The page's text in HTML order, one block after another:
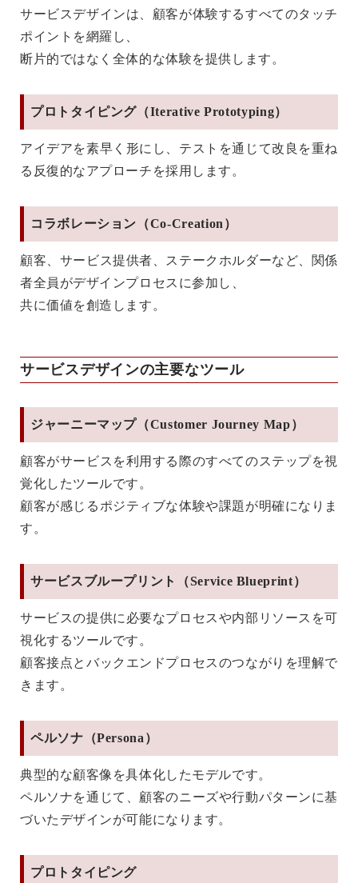
サービスデザインは、顧客が体験するすべてのタッチ
ポイントを網羅し、
断片的ではなく全体的な体験を提供します。
プロトタイピング（Iterative Prototyping）
アイデアを素早く形にし、テストを通じて改良を重ね
る反復的なアプローチを採用します。
コラボレーション（Co-Creation）
顧客、サービス提供者、ステークホルダーなど、関係
者全員がデザインプロセスに参加し、
共に価値を創造します。
サービスデザインの主要なツール
ジャーニーマップ（Customer Journey Map）
顧客がサービスを利用する際のすべてのステップを視
覚化したツールです。
顧客が感じるポジティブな体験や課題が明確になりま
す。
サービスブループリント（Service Blueprint）
サービスの提供に必要なプロセスや内部リソースを可
視化するツールです。
顧客接点とバックエンドプロセスのつながりを理解で
きます。
ペルソナ（Persona）
典型的な顧客像を具体化したモデルです。
ペルソナを通じて、顧客のニーズや行動パターンに基
づいたデザインが可能になります。
プロトタイピング